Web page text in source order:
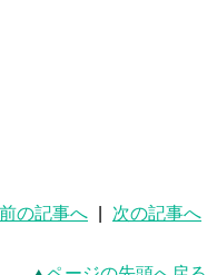
前の記事へ 次の記事へ